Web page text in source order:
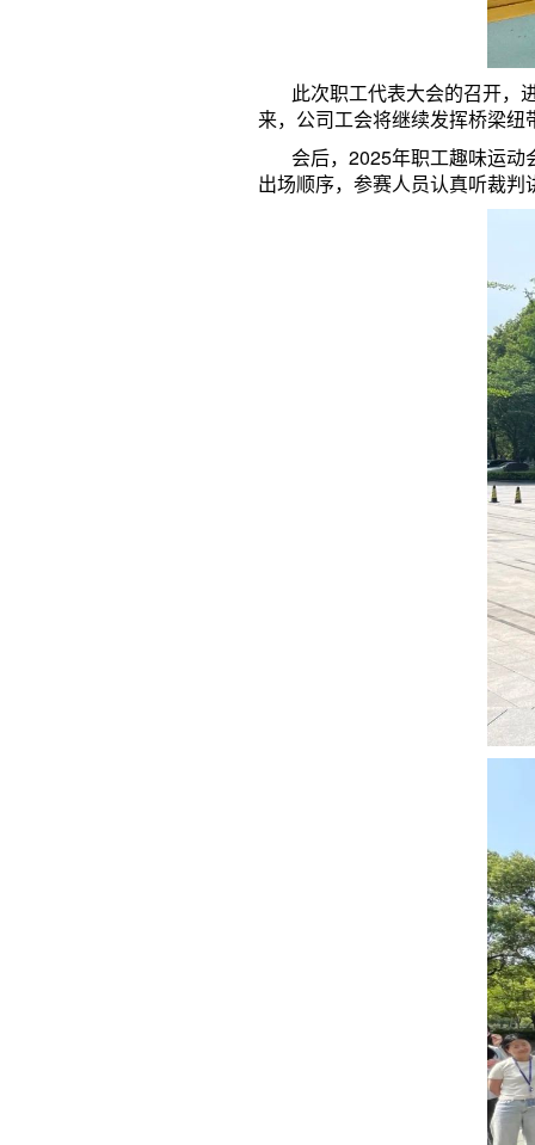
此次职工代表大会的召开，
来，公司工会将继续发挥桥梁
会后，2025年职工趣味运动
出场顺序，参赛人员认真听裁判